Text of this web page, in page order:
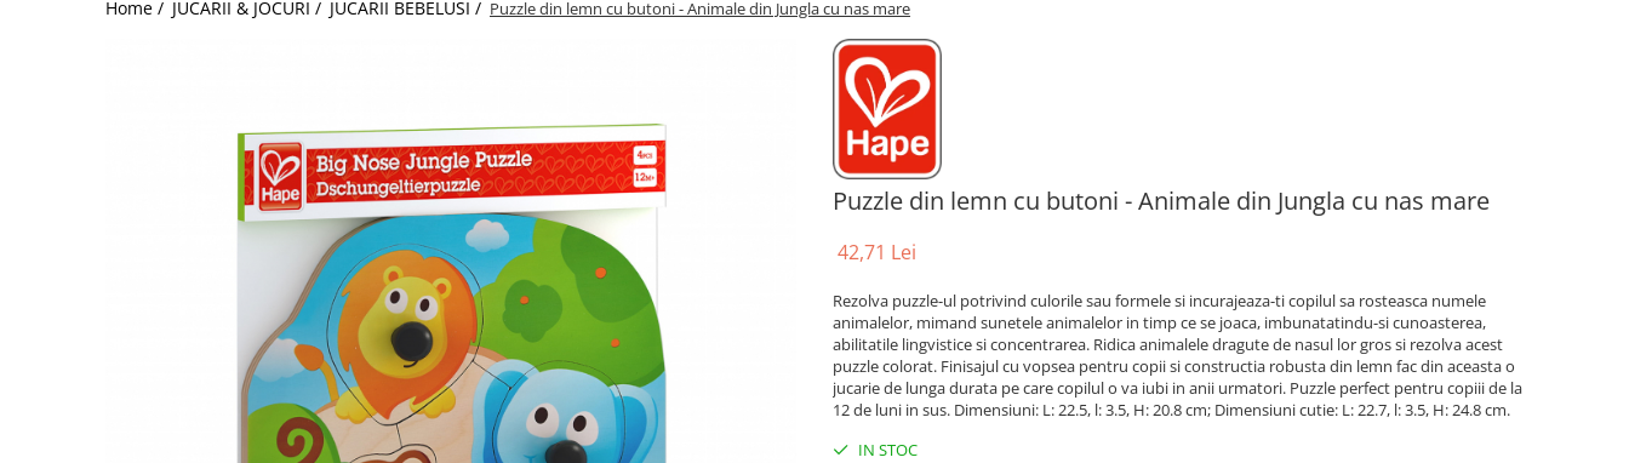
Jucarii de Sortare
Home / JUCARII & JOCURI / JUCARII BEBELUSI / Puzzle din lemn cu butoni - Animale din Jungla cu nas mare
Puzzle din lemn cu butoni - Animale din Jungla cu nas mare
42,71 Lei
Rezolva puzzle-ul potrivind culorile sau formele si incurajeaza-ti copilul sa rosteasca numele
animalelor, mimand sunetele animalelor in timp ce se joaca, imbunatatindu-si cunoasterea,
abilitatile lingvistice si concentrarea. Ridica animalele dragute de nasul lor gros si rezolva acest
puzzle colorat. Finisajul cu vopsea pentru copii si constructia robusta din lemn fac din aceasta o
jucarie de lunga durata pe care copilul o va iubi in anii urmatori. Puzzle perfect pentru copiii de la
12 de luni in sus. Dimensiuni: L: 22.5, l: 3.5, H: 20.8 cm; Dimensiuni cutie: L: 22.7, l: 3.5, H: 24.8 cm.
IN STOC